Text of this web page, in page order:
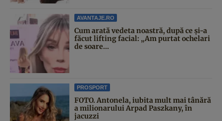
AVANTAJE.RO
Cum arată vedeta noastră, după ce și-a
făcut lifting facial: „Am purtat ochelari
de soare...
PROSPORT
FOTO. Antonela, iubita mult mai tânără
a milionarului Arpad Paszkany, în
jacuzzi